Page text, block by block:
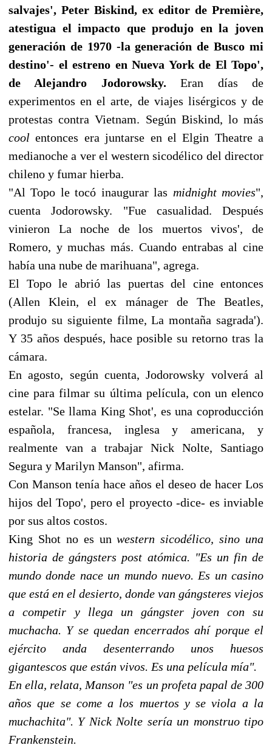
salvajes', Peter Biskind, ex editor de Première,
atestigua el impacto que produjo en la joven
generación de 1970 -la generación de Busco mi
destino'- el estreno en Nueva York de El Topo',
de Alejandro Jodorowsky. Eran días de
experimentos en el arte, de viajes lisérgicos y de
protestas contra Vietnam. Según Biskind, lo más
cool entonces era juntarse en el Elgin Theatre a
medianoche a ver el western sicodélico del director
chileno y fumar hierba.
"Al Topo le tocó inaugurar las midnight movies",
cuenta Jodorowsky. "Fue casualidad. Después
vinieron La noche de los muertos vivos', de
Romero, y muchas más. Cuando entrabas al cine
había una nube de marihuana", agrega.
El Topo le abrió las puertas del cine entonces
(Allen Klein, el ex mánager de The Beatles,
produjo su siguiente filme, La montaña sagrada').
Y 35 años después, hace posible su retorno tras la
cámara.
En agosto, según cuenta, Jodorowsky volverá al
cine para filmar su última película, con un elenco
estelar. "Se llama King Shot', es una coproducción
española, francesa, inglesa y americana, y
realmente van a trabajar Nick Nolte, Santiago
Segura y Marilyn Manson", afirma.
Con Manson tenía hace años el deseo de hacer Los
hijos del Topo', pero el proyecto -dice- es inviable
por sus altos costos.
King Shot no es unwestern sicodélico, sino una
historia de gángsters post atómica. "Es un fin de
mundo donde nace un mundo nuevo. Es un casino
que está en el desierto, donde van gángsteres viejos
a competir y llega un gángster joven con su
muchacha. Y se quedan encerrados ahí porque el
ejército anda desenterrando unos huesos
gigantescos que están vivos. Es una película mía".
En ella, relata, Manson "es un profeta papal de 300
años que se come a los muertos y se viola a la
muchachita". Y Nick Nolte sería un monstruo tipo
Frankenstein.